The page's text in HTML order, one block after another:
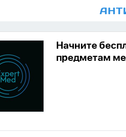
Начните
предметам